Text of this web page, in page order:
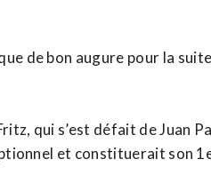
de bon augure pour la
qui s’est défait de Juan
et constituerait son